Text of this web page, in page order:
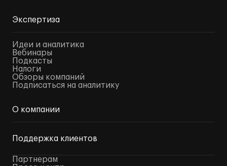
Экспертиза
Идеи и аналитика
Вебинары
Подкасты
Налоги
Обзоры компаний
Подписаться на аналитику
О компании
Поддержка клиентов
Партнерам